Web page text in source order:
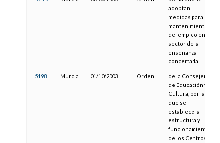
adoptan
medidas para el
mantenimiento
del empleo en el
sector de la
enseñanza
concertada.
5198 Murcia 01/10/2003 Orden
de la Consejería
de Educación y
Cultura, por la
que se
establece la
estructura y
funcionamiento
de los Centros